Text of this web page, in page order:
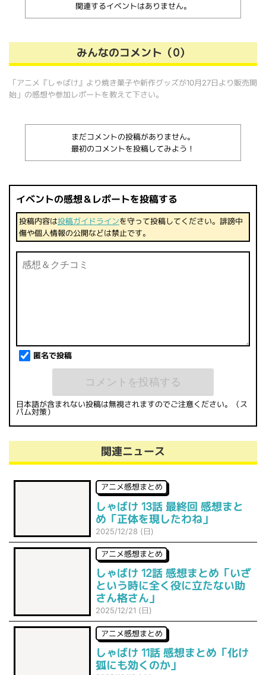
関連するイベントはありません。
みんなのコメント（0）
「アニメ『しゃばけ』より焼き菓子や新作グッズが10月27日より販売開
始」の感想や参加レポートを教えて下さい。
まだコメントの投稿がありません。
最初のコメントを投稿してみよう！
イベントの感想＆レポートを投稿する
投稿内容は投稿ガイドラインを守って投稿してください。誹謗中
傷や個人情報の公開などは禁止です。
匿名で投稿
日本語が含まれない投稿は無視されますのでご注意ください。（ス
パム対策）
関連ニュース
アニメ感想まとめ
しゃばけ 13話 最終回 感想まと
め「正体を現したわね」
2025/12/28 (日)
アニメ感想まとめ
しゃばけ 12話 感想まとめ「いざ
という時に全く役に立たない助
さん格さん」
2025/12/21 (日)
アニメ感想まとめ
しゃばけ 11話 感想まとめ「化け
狐にも効くのか」